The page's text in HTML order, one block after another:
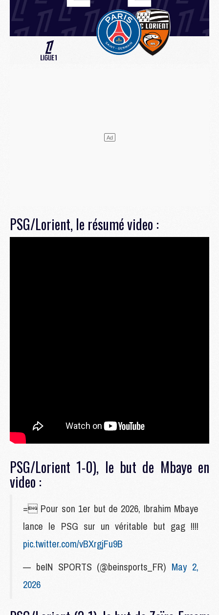
PSG/Lorient, le résumé video :
PSG/Lorient 1-0), le but de Mbaye en
video :
= Pour son 1er but de 2026, Ibrahim Mbaye
lance le PSG sur un véritable but gag !!!!
pic.twitter.com/vBXrgjFu9B
— beIN SPORTS (@beinsports_FR) May 2,
2026